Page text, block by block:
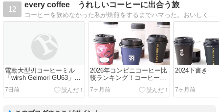
12
every coffee うれしいコーヒーに出合う旅
コーヒーを飲めなかった私が焙煎をするまでハマった。おいしく飲むための研究、工夫、実験の日々。コーヒーのマニアックな情報から缶コーヒーまで超個人的備忘録。
電動大型刃コーヒーミル
「wirsh Geimori GU63」を
レビュー！電動大型刃コー
ヒーミル登場
7日前
2026年コンビニコーヒー比
較ランキング！コーヒー好
きが選んだコンビニがこち
ら
7ヶ月前
2024下書き
7ヶ月前